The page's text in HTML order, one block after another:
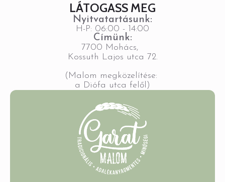
LÁTOGASS MEG
Nyitvatartásunk:
H-P: 06:00 - 14:00
Címünk:
7700 Mohács,
Kossuth Lajos utca 72.
(Malom megközelítése:
a Diófa utca felől)